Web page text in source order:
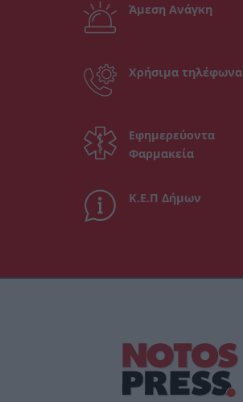
Άμεση Ανάγκη
Χρήσιμα τηλέφωνα
Εφημερεύοντα
Φαρμακεία
Κ.Ε.Π Δήμων